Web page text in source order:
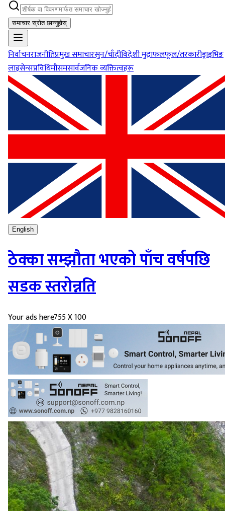
समाचार स्रोत छान्नुहोस्
निर्वाचनराजनीतिप्रमुख समाचारसुन/चाँदीविदेशी मुद्राफलफूल/तरकारीड्राइभिङ
लाइसेन्सप्रविधिमौसमसार्वजनिक व्यक्तित्वहरू
English
ठेक्का सम्झौता भएको पाँच वर्षपछि
सडक स्तरोन्नति
Your ads here755 X 100